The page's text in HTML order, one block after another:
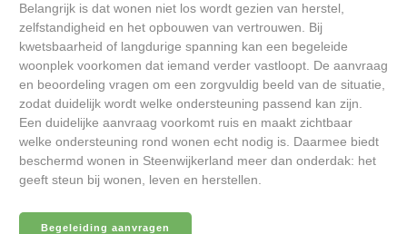
Belangrijk is dat wonen niet los wordt gezien van herstel,
zelfstandigheid en het opbouwen van vertrouwen. Bij
kwetsbaarheid of langdurige spanning kan een begeleide
woonplek voorkomen dat iemand verder vastloopt. De aanvraag
en beoordeling vragen om een zorgvuldig beeld van de situatie,
zodat duidelijk wordt welke ondersteuning passend kan zijn.
Een duidelijke aanvraag voorkomt ruis en maakt zichtbaar
welke ondersteuning rond wonen echt nodig is. Daarmee biedt
beschermd wonen in Steenwijkerland meer dan onderdak: het
geeft steun bij wonen, leven en herstellen.
Begeleiding aanvragen